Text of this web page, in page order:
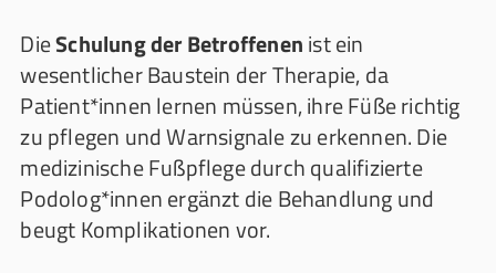
DieSchulung der Betroffenenist ein
wesentlicher Baustein der Therapie, da
Patient*innen lernen müssen, ihre Füße richtig
zu pflegen und Warnsignale zu erkennen. Die
medizinische Fußpflege durch qualifizierte
Podolog*innen ergänzt die Behandlung und
beugt Komplikationen vor.